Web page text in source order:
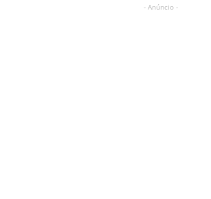
- Anúncio -